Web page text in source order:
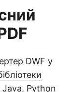
DWF у
Java, Python